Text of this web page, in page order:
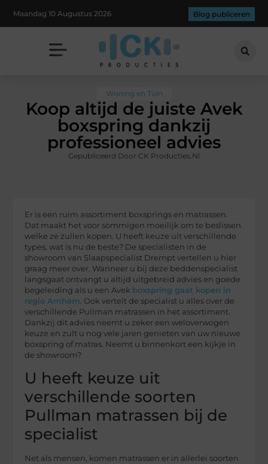
Maandag 10 Augustus 2026 Blog publiceren
Woning en Tuin
Koop altijd de juiste Avek
boxspring dankzij
professioneel advies
Gepubliceerd Door CK Producties.nl
Er is een ruim assortiment boxsprings en matrassen.
Dat maakt het voor sommigen moeilijk om te beslissen
welke ze zullen kopen. U heeft keuze uit verschillende
types, wat is nu de beste? De specialisten in de
showroom van Slaapspecialist Drempt vertellen u hier
graag meer over. Wanneer u bij deze beddenspecialist
langsgaat ontvangt u altijd uitgebreid advies en goede
begeleiding als u een Avek boxspring gaat kopen in
regio Arnhem . Ook vertelt de specialist u alles over de
verschillende Pullman matrassen in het assortiment.
Dankzij dit advies neemt u zeker een weloverwogen
keuze en zult u nog vele jaren genieten van uw nieuwe
boxspring of matras. Neemt u binnenkort een kijkje in
de showroom?
U heeft keuze uit
verschillende soorten
Pullman matrassen bij de
specialist
Net als mensen, komen matrassen er in allerlei soorten